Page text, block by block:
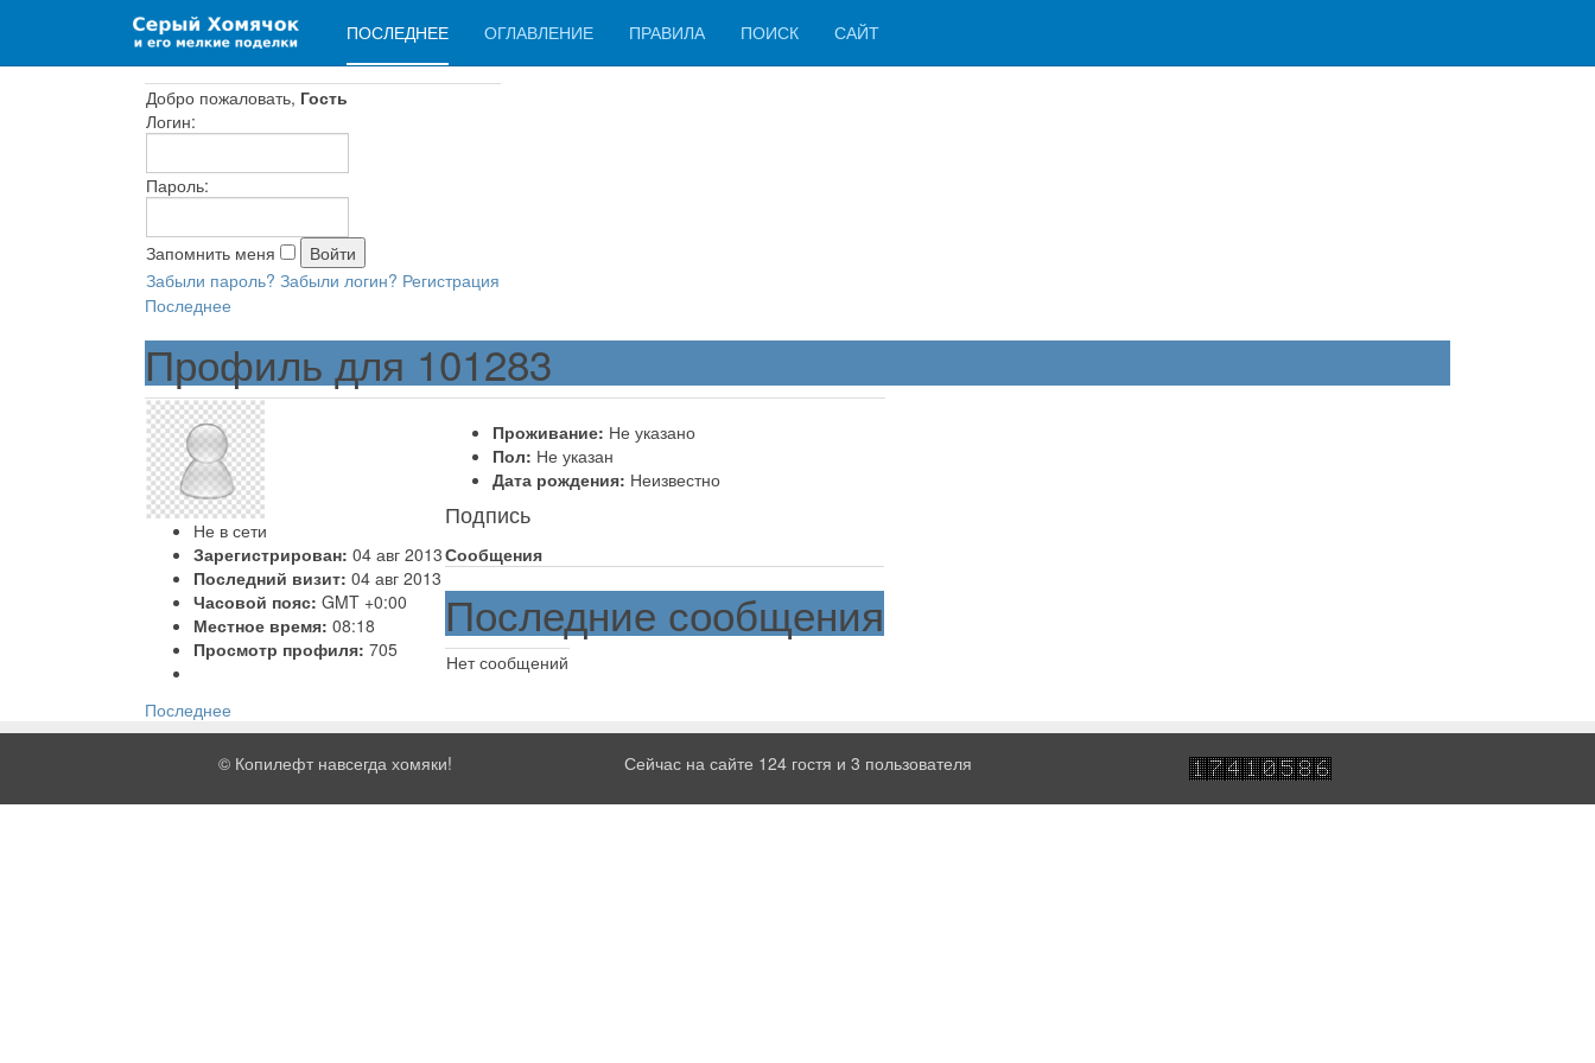
ПОСЛЕДНЕЕ ОГЛАВЛЕНИЕ ПРАВИЛА ПОИСК САЙТ
Добро пожаловать, Гость
Логин:
Пароль:
Запомнить меня
Забыли пароль? Забыли логин? Регистрация
Последнее
Профиль для 101283
Не в сети
Зарегистрирован: 04 авг 2013
Последний визит: 04 авг 2013
Часовой пояс: GMT +0:00
Местное время: 08:18
Просмотр профиля: 705
Проживание: Не указано
Пол: Не указан
Дата рождения: Неизвестно
Подпись
Сообщения
Последние сообщения
Нет сообщений
Последнее
© Копилефт навсегда хомяки! Сейчас на сайте 124 гостя и 3 пользователя